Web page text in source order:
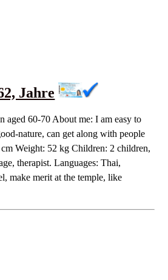
Jahre
aged 60-70 About me: I am easy to
nature, can get along with people
Weight: 52 kg Children: 2 children,
therapist. Languages: Thai,
make merit at the temple, like